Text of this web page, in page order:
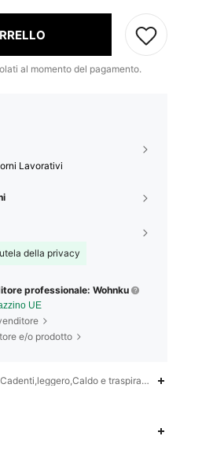
al momento del pagamento.
Lavorativi
della privacy
professionale: Wohnku
UE
e/o prodotto
e